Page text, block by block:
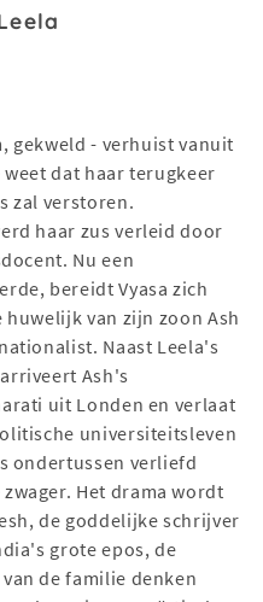
gekweld - verhuist vanuit
weet dat haar terugkeer
zal verstoren.
haar zus verleid door
Nu een
bereidt Vyasa zich
van zijn zoon Ash
Naast Leela's
Ash's
uit Londen en verlaat
universiteitsleven
ondertussen verliefd
Het drama wordt
de goddelijke schrijver
grote epos, de
de familie denken